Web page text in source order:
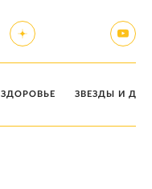
ЗДОРОВЬЕ ЗВЕЗДЫ И